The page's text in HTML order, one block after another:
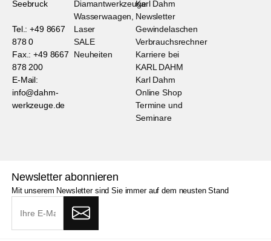
Seebruck
Tel.: +49 8667
878 0
Fax.: +49 8667
878 200
E-Mail:
info@dahm-
werkzeuge.de
Diamantwerkzeuge
Wasserwaagen,
Laser
SALE
Neuheiten
Karl Dahm
Newsletter
Gewindelaschen
Verbrauchsrechner
Karriere bei
KARL DAHM
Karl Dahm
Online Shop
Termine und
Seminare
Newsletter abonnieren
Mit unserem Newsletter sind Sie immer auf dem neusten Stand